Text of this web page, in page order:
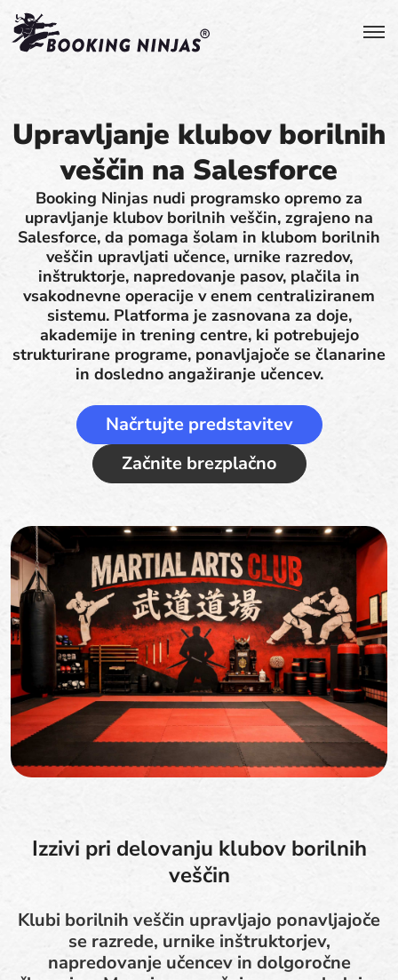
Upravljanje klubov borilnih
veščin na Salesforce
Booking Ninjas nudi programsko opremo za
upravljanje klubov borilnih veščin, zgrajeno na
Salesforce, da pomaga šolam in klubom borilnih
veščin upravljati učence, urnike razredov,
inštruktorje, napredovanje pasov, plačila in
vsakodnevne operacije v enem centraliziranem
sistemu. Platforma je zasnovana za doje,
akademije in trening centre, ki potrebujejo
strukturirane programe, ponavljajoče se članarine
in dosledno angažiranje učencev.
Načrtujte predstavitev
Začnite brezplačno
Izzivi pri delovanju klubov borilnih
veščin
Klubi borilnih veščin upravljajo ponavljajoče
se razrede, urnike inštruktorjev,
napredovanje učencev in dolgoročne